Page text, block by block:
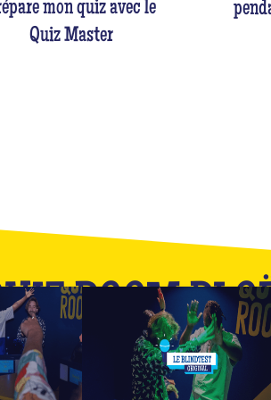
mon quiz avec le
Quiz Master
ROOM
apercu de notre catalogue